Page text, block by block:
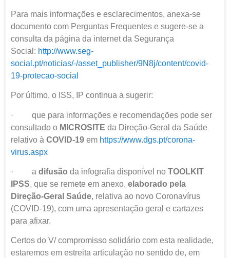
Para mais informações e esclarecimentos, anexa-se
documento com Perguntas Frequentes e sugere-se a
consulta da página da internet da Segurança
Social: http://www.seg-
social.pt/noticias/-/asset_publisher/9N8j/content/covid-
19-protecao-social
Por último, o ISS, IP continua a sugerir:
· que para informações e recomendações pode ser
consultado o MICROSITE da Direção-Geral da Saúde
relativo à COVID-19 em https://www.dgs.pt/corona-
virus.aspx
· a difusão da infografia disponível no TOOLKIT
IPSS, que se remete em anexo, elaborado pela
Direção-Geral Saúde, relativa ao novo Coronavírus
(COVID-19), com uma apresentação geral e cartazes
para afixar.
Certos do V/ compromisso solidário com esta realidade,
estaremos em estreita articulação no sentido de, em